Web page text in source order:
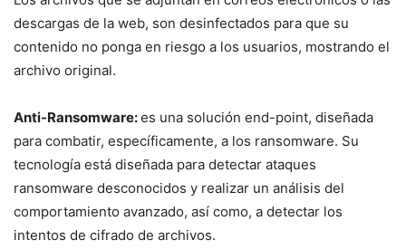
descargas de la web, son desinfectados para que su
contenido no ponga en riesgo a los usuarios, mostrando el
archivo original.
Anti-Ransomware:es una solución end-point, diseñada
para combatir, específicamente, a los ransomware. Su
tecnología está diseñada para detectar ataques
ransomware desconocidos y realizar un análisis del
comportamiento avanzado, así como, a detectar los
intentos de cifrado de archivos.